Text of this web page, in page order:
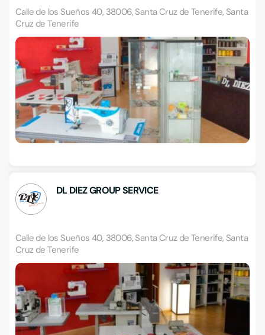
Calle de los Sueños 40, 38006, Santa Cruz de Tenerife, Santa
Cruz de Tenerife
DL DIEZ GROUP SERVICE
Calle de los Sueños 40, 38006, Santa Cruz de Tenerife, Santa
Cruz de Tenerife